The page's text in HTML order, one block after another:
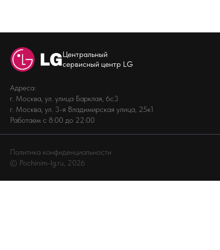
Центральный
сервисный центр LG
Адреса:
г. Москва, ул. улица Барклая, 6с3
г. Москва, ул. 3-я Владимирская улица, 25к1
Работаем с 8:00 до 22:00
© Pochinim-lg.ru, 2026
Политика конфиденциальности